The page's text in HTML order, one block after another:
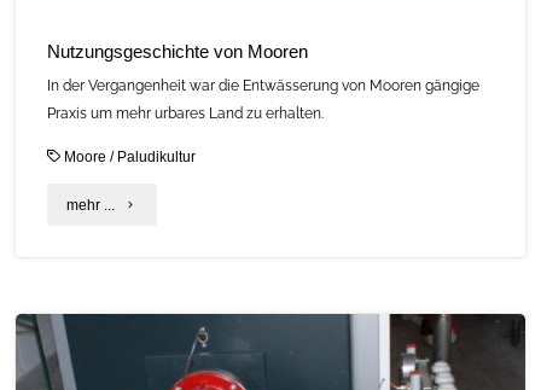
Nutzungsgeschichte von Mooren
In der Vergangenheit war die Entwässerung von Mooren gängige
Praxis um mehr urbares Land zu erhalten.
Moore / Paludikultur
mehr ... "Nutzungsgeschichte